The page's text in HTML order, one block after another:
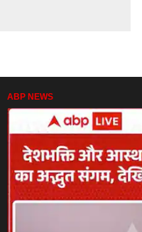
ABP NEWS